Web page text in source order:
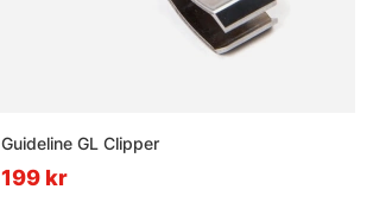
Guideline GL Clipper
199 kr